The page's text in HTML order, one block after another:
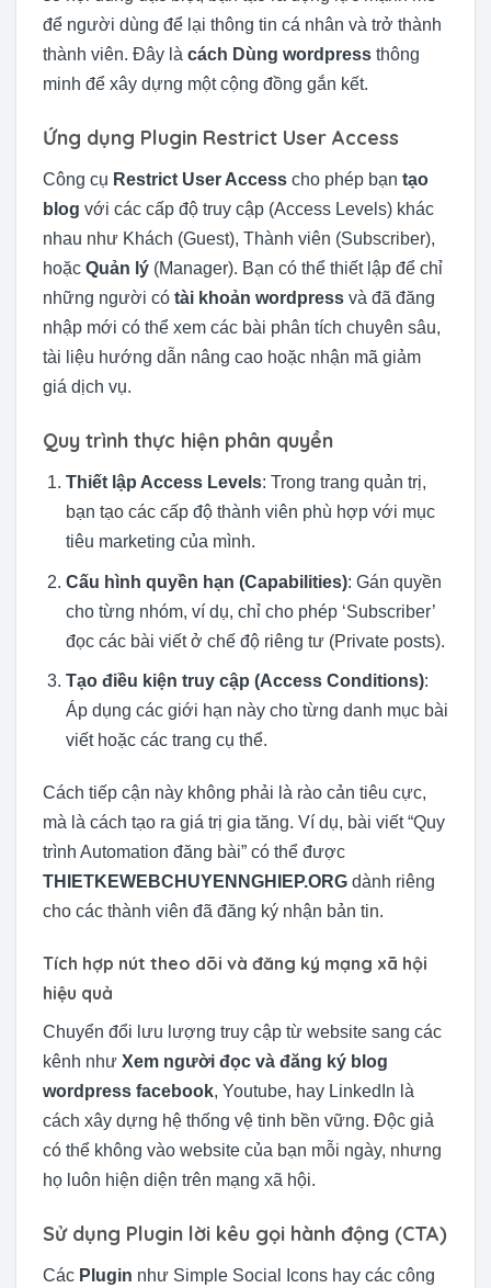
để người dùng để lại thông tin cá nhân và trở thành
thành viên. Đây là cách Dùng wordpress thông
minh để xây dựng một cộng đồng gắn kết.
Ứng dụng Plugin Restrict User Access
Công cụ Restrict User Access cho phép bạn tạo
blog với các cấp độ truy cập (Access Levels) khác
nhau như Khách (Guest), Thành viên (Subscriber),
hoặc Quản lý (Manager). Bạn có thể thiết lập để chỉ
những người có tài khoản wordpress và đã đăng
nhập mới có thể xem các bài phân tích chuyên sâu,
tài liệu hướng dẫn nâng cao hoặc nhận mã giảm
giá dịch vụ.
Quy trình thực hiện phân quyền
Thiết lập Access Levels: Trong trang quản trị,
bạn tạo các cấp độ thành viên phù hợp với mục
tiêu marketing của mình.
Cấu hình quyền hạn (Capabilities): Gán quyền
cho từng nhóm, ví dụ, chỉ cho phép ‘Subscriber’
đọc các bài viết ở chế độ riêng tư (Private posts).
Tạo điều kiện truy cập (Access Conditions):
Áp dụng các giới hạn này cho từng danh mục bài
viết hoặc các trang cụ thể.
Cách tiếp cận này không phải là rào cản tiêu cực,
mà là cách tạo ra giá trị gia tăng. Ví dụ, bài viết “Quy
trình Automation đăng bài” có thể được
THIETKEWEBCHUYENNGHIEP.ORG dành riêng
cho các thành viên đã đăng ký nhận bản tin.
Tích hợp nút theo dõi và đăng ký mạng xã hội
hiệu quả
Chuyển đổi lưu lượng truy cập từ website sang các
kênh như Xem người đọc và đăng ký blog
wordpress facebook, Youtube, hay LinkedIn là
cách xây dựng hệ thống vệ tinh bền vững. Độc giả
có thể không vào website của bạn mỗi ngày, nhưng
họ luôn hiện diện trên mạng xã hội.
Sử dụng Plugin lời kêu gọi hành động (CTA)
Các Plugin như Simple Social Icons hay các công